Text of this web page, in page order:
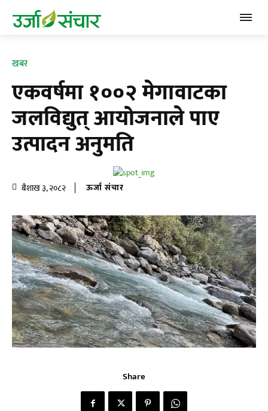
खबर
एकवर्षमा १००२ मेगावाटका
जलविद्युत् आयोजनाले पाए
उत्पादन अनुमति
बैशाख ३, २०८२ ऊर्जा संचार
Share